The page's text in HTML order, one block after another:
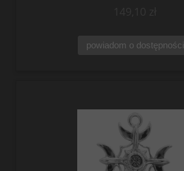
powiadom o dostępności